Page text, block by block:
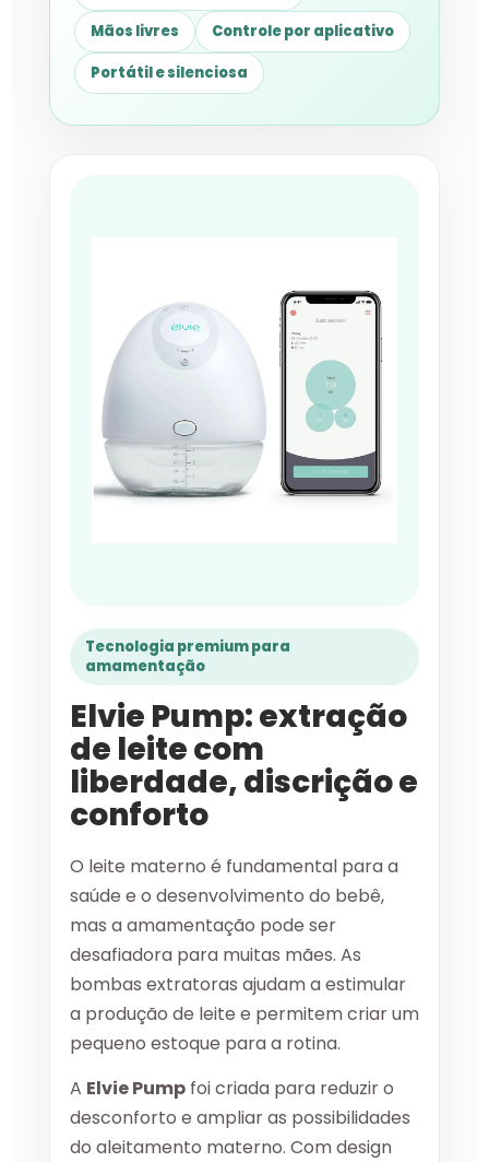
Mãos livres
Controle por aplicativo
Portátil e silenciosa
Tecnologia premium para
amamentação
Elvie Pump: extração
de leite com
liberdade, discrição e
conforto
O leite materno é fundamental para a
saúde e o desenvolvimento do bebê,
mas a amamentação pode ser
desafiadora para muitas mães. As
bombas extratoras ajudam a estimular
a produção de leite e permitem criar um
pequeno estoque para a rotina.
A Elvie Pump foi criada para reduzir o
desconforto e ampliar as possibilidades
do aleitamento materno. Com design